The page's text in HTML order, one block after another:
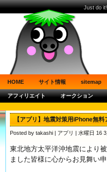
Just do it!
HOME サイト情報 sitemap
アフィリエイト オークション
【アプリ】地震対策用iPhone無
Posted by takashi | アプリ | 水曜日 16
東北地方太平洋沖地震により
ました皆様に心からお見舞い申